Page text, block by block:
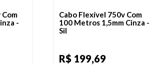
-
Cabo Flexível 750v Com
100 Metros 1,5mm Cinza -
Sil
R$ 199,69